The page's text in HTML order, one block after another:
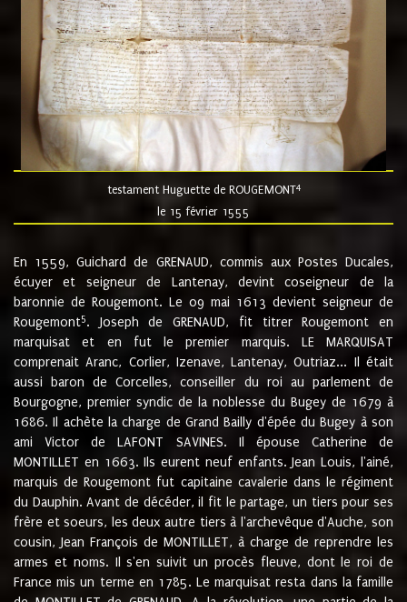
testament Huguette de ROUGEMONT4
le 15 février 1555
En 1559, Guichard de GRENAUD, commis aux Postes Ducales,
écuyer et seigneur de Lantenay, devint coseigneur de la
baronnie de Rougemont. Le 09 mai 1613 devient seigneur de
Rougemont5. Joseph de GRENAUD, fit titrer Rougemont en
marquisat et en fut le premier marquis. LE MARQUISAT
comprenait Aranc, Corlier, Izenave, Lantenay, Outriaz... Il était
aussi baron de Corcelles, conseiller du roi au parlement de
Bourgogne, premier syndic de la noblesse du Bugey de 1679 à
1686. Il achète la charge de Grand Bailly d'épée du Bugey à son
ami Victor de LAFONT SAVINES. Il épouse Catherine de
MONTILLET en 1663. Ils eurent neuf enfants. Jean Louis, l'ainé,
marquis de Rougemont fut capitaine cavalerie dans le régiment
du Dauphin. Avant de décéder, il fit le partage, un tiers pour ses
frère et soeurs, les deux autre tiers à l'archevêque d'Auche, son
cousin, Jean François de MONTILLET, à charge de reprendre les
armes et noms. Il s'en suivit un procès fleuve, dont le roi de
France mis un terme en 1785. Le marquisat resta dans la famille